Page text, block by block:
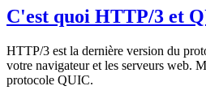
C'est quoi HTTP/3 et
HTTP/3 est la dernière version du
votre navigateur et les serveurs web.
protocole QUIC.